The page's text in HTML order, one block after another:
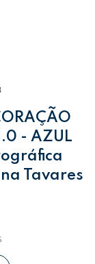
- AZUL
Tavares